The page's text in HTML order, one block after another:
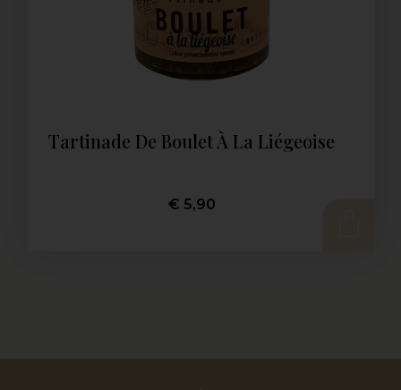
Tartinade De Boulet À La Liégeoise
€ 5,90